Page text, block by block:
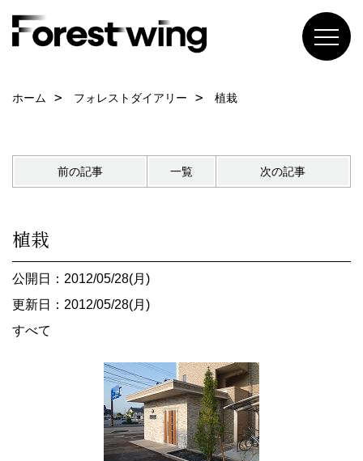
ホーム フォレストダイアリー 植栽
前の記事 一覧 次の記事
植栽
公開日：2012/05/28(月)
更新日：2012/05/28(月)
すべて